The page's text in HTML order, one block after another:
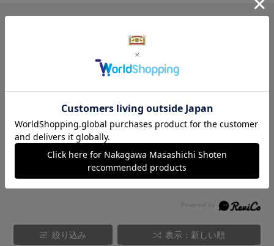
レビュー
4.0
レビュー件数：10件
★ 4
3
★ 1
絞り込み 表示：新しい順